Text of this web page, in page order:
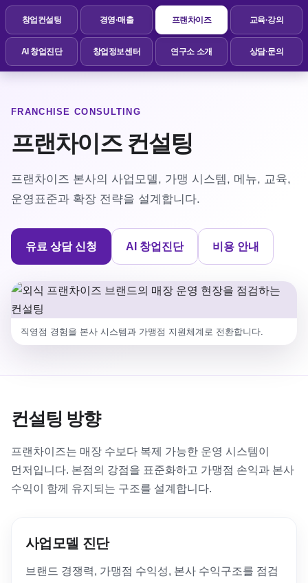
창업컨설팅 경영·매출 프랜차이즈 교육·강의
AI 창업진단 창업정보센터 연구소 소개 상담·문의
FRANCHISE CONSULTING
프랜차이즈 컨설팅
프랜차이즈 본사의 사업모델, 가맹 시스템, 메뉴, 교육,
운영표준과 확장 전략을 설계합니다.
유료 상담 신청 AI 창업진단 비용 안내
직영점 경험을 본사 시스템과 가맹점 지원체계로 전환합니다.
컨설팅 방향
프랜차이즈는 매장 수보다 복제 가능한 운영 시스템이
먼저입니다. 본점의 강점을 표준화하고 가맹점 손익과 본사
수익이 함께 유지되는 구조를 설계합니다.
사업모델 진단
브랜드 경쟁력, 가맹점 수익성, 본사 수익구조를 점검